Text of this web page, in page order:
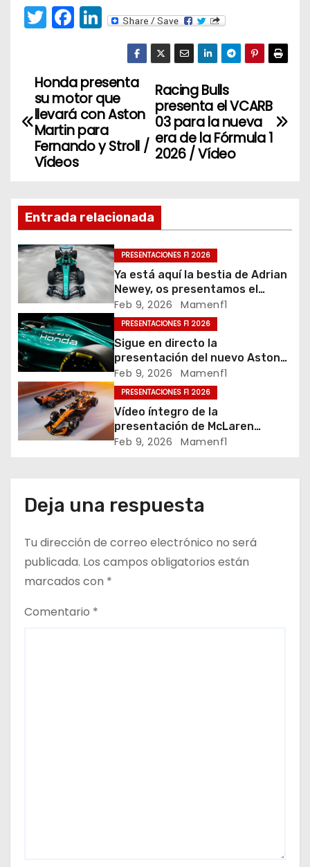
T
w
er
F
a
e
b
o
o
k
Li
e
dI
n
N
a
g
a
c
ó
n
d
e
e
t
a
d
a
Racing Bulls
presenta el VCARB
03 para la nueva
era de la Fórmula 1
2026 / Vídeo
Honda presenta
su motor que
llevará con Aston
Martin para
Fernando y Stroll /
Vídeos
Entrada relacionada
PRESENTACIONES F1 2026
Ya está aquí la bestia de Adrian
Newey, os presentamos el
nuevo Aston Martin AMR26 de
Fernando y Stroll / Vídeo
Feb 9, 2026 Mamenf1
PRESENTACIONES F1 2026
Sigue en directo la
presentación del nuevo Aston
Martin AMR26 de Fernado y
Stroll
Feb 9, 2026 Mamenf1
PRESENTACIONES F1 2026
Vídeo íntegro de la
presentación de McLaren
enseñándonos el nuevo MCL40
Feb 9, 2026 Mamenf1
Deja una respuesta
Tu dirección de correo electrónico no será
publicada. Los campos obligatorios están
marcados con *
Comentario *